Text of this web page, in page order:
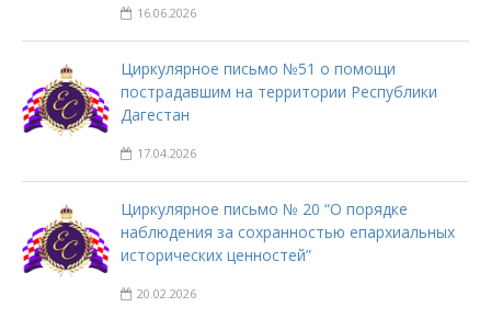
16.06.2026
Циркулярное письмо №51 о помощи
пострадавшим на территории Республики
Дагестан
17.04.2026
Циркулярное письмо № 20 “О порядке
наблюдения за сохранностью епархиальных
исторических ценностей”
20.02.2026